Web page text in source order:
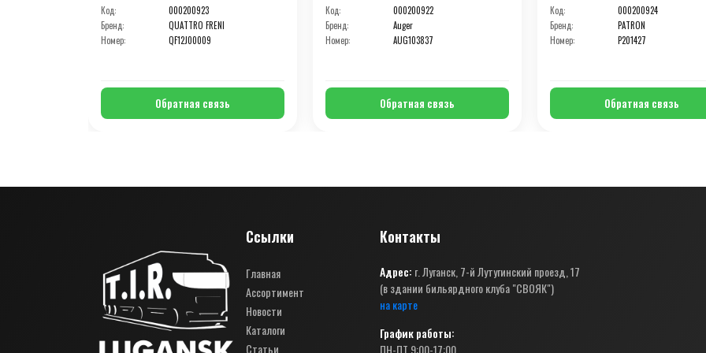
Код:
000200923
Бренд:
QUATTRO FRENI
Номер:
QF12J00009
Обратная связь
Код:
000200922
Бренд:
Auger
Номер:
AUG103837
Обратная связь
Код:
000200924
Бренд:
PATRON
Номер:
P201427
Обратная связь
Ссылки
Главная
Ассортимент
Новости
Каталоги
Статьи
Контакты
Адрес: г. Луганск, 7-й Лутугинский проезд, 17
(в здании бильярдного клуба "СВОЯК")
на карте
График работы:
ПН-ПТ 9:00-17:00